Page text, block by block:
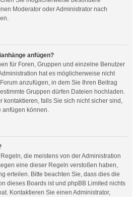
Moderator oder Administrator nach
anfügen?
für Foren, Gruppen und einzelne Benutzer
hat es möglicherweise nicht
anzufügen, in dem Sie Ihren Beitrag
Gruppen dürfen Dateien hochladen.
kontaktieren, falls Sie sich nicht sicher sind,
können.
die meistens von der Administration
eine dieser Regeln verstoßen haben,
erteilen. Bitte beachten Sie, dass dies die
dieses Boards ist und phpBB Limited nichts
Kontaktieren Sie einen Administrator,